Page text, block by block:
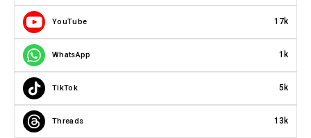
YouTube 17k
WhatsApp 1k
TikTok 5k
Threads 13k